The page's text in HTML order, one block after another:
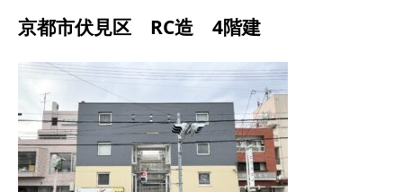
京都市伏見区 RC造 4階建